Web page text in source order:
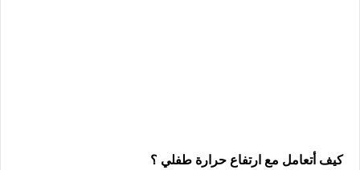
كيف أتعامل مع ارتفاع حرارة طفلي ؟